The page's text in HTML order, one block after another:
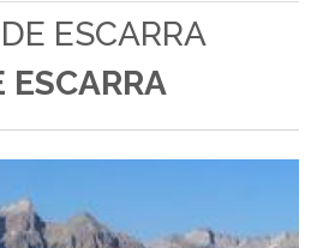
ESCARRA
ESCARRA